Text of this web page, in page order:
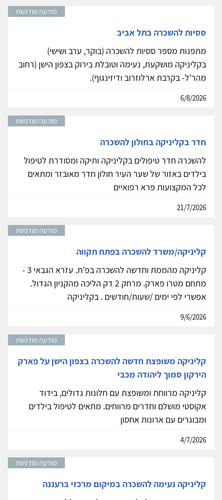
מודעה מודגשת
ססיות להשכרה בתל אביב
מתפנות מספר ססיות להשכרה (בוקר, ערב ושישי)
בקליניקה מושקעת, נעימה וטובלת בירוק בצפון הישן (רחוב
מהר'ל- בקרבת ארלוזרוב ודיזינגוף).
6/8/2026
מודעה מודגשת
חדר בקליניקה בחולון להשכרה
להשכרה חדר טיפולים בקליניקה ותיקה ומסודרת לטיפול
בילדים באזור של שער העיר חולון חדר מאובזר ומתאים
לכל המקצועות פרא רפואיים
21/7/2026
מודעה מודגשת
קליניקה/משרד להשכרה בפתח תקווה
קליניקה מהממת וחדשה להשכרה בפ'ת. עזרא הגבאי 3 -
מתחם מטרו פארק. מרחק 2 דק הליכה מהקניון הגדול.
אפשרי לפי ימים /שעות/חודשים . בקליניקה
9/6/2026
מודעה מודגשת
קליניקה משופצת חדשה להשכרה בצפון הישן על פארק
הירקון סמוך ליהודה מכבי
קליניקה מרווחת ומשופצת עם חלונות גדולים, בידוד
אקוסטי מושלם וחדרים מרווחים. מתאים לטיפול בילדים
ומבוגרים עם ארונות אחסון
4/7/2026
מודעה מודגשת
קליניקה נעימה להשכרה במיקום מרכזי ברעננה